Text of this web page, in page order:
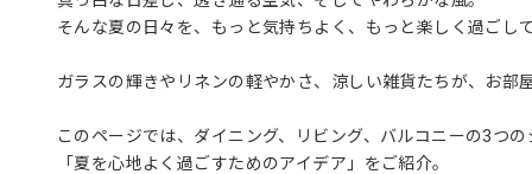
そんな夏の日々を、もっと気持ちよく、もっと楽しく過ごし
ガラスの輝きやリネンの軽やかさ、涼しい雑貨たちが、お部
このページでは、ダイニング、リビング、バルコニーの3つ
「夏を心地よく過ごすためのアイデア」をご紹介。